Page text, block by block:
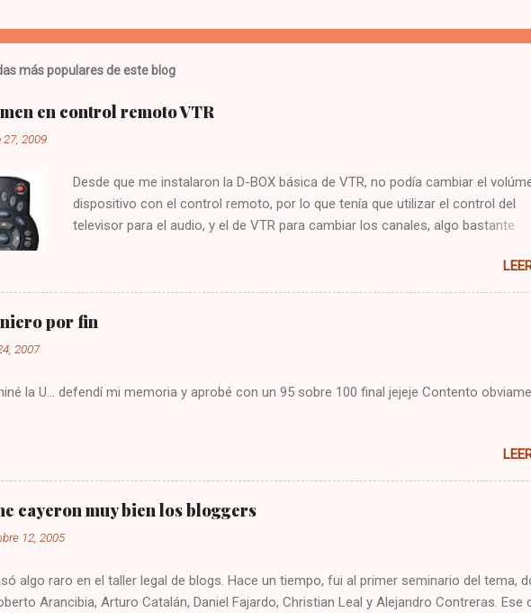
más populares de este blog
en control remoto VTR
27, 2009
Desde que me instalaron la D-BOX básica de VTR, no podía cambiar el
dispositivo con el control remoto, por lo que tenía que utilizar el control del
televisor para el audio, y el de VTR para cambiar los canales, algo bastante
vez la tecla CBL Presionar sin soltar la tecla SETUP hasta que la CBL
Digitar 993 Presionar y mantener la tecla de volúmen Dejo constancia de la
solución por si alguien más tiene el mismo problema, y también para que no
olvide como arreglarlo jejeje. Saludos!
por fin
2007
la U... defendí mi memoria y aprobé con un 95 sobre 100 final jejeje Contento
cayeron muy bien los bloggers
12, 2005
algo raro en el taller legal de blogs. Hace un tiempo, fui al primer seminario del tema,
Arancibia, Arturo Catalán, Daniel Fajardo, Christian Leal y Alejandro Contreras. Ese